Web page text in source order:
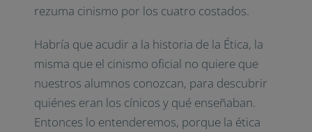
rezuma cinismo por los cuatro costados.
Habría que acudir a la historia de la Ética, la
misma que el cinismo oficial no quiere que
nuestros alumnos conozcan, para descubrir
quiénes eran los cínicos y qué enseñaban.
Entonces lo entenderemos, porque la ética